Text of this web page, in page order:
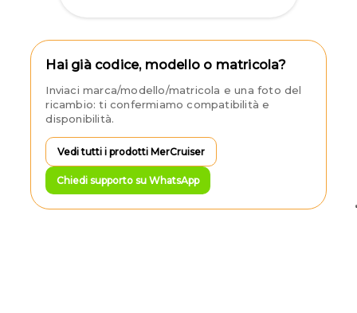
Hai già codice, modello o matricola?
Inviaci marca/modello/matricola e una foto del
ricambio: ti confermiamo compatibilità e
disponibilità.
Vedi tutti i prodotti MerCruiser
Chiedi supporto su WhatsApp